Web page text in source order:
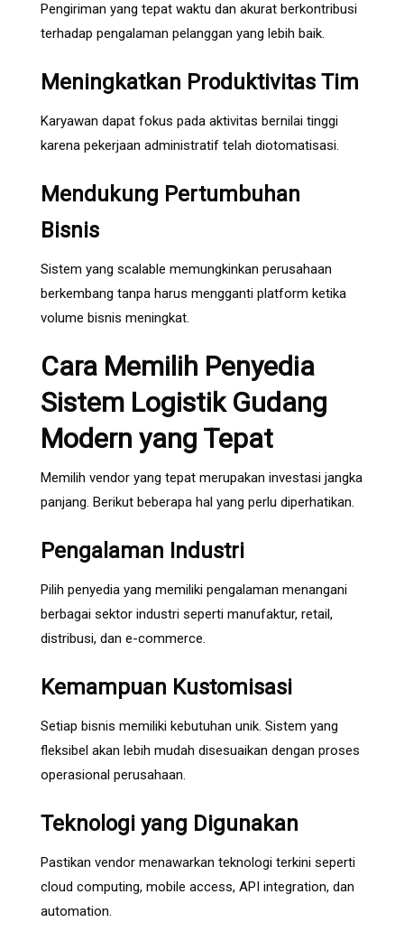
Pengiriman yang tepat waktu dan akurat berkontribusi
terhadap pengalaman pelanggan yang lebih baik.
Meningkatkan Produktivitas Tim
Karyawan dapat fokus pada aktivitas bernilai tinggi
karena pekerjaan administratif telah diotomatisasi.
Mendukung Pertumbuhan
Bisnis
Sistem yang scalable memungkinkan perusahaan
berkembang tanpa harus mengganti platform ketika
volume bisnis meningkat.
Cara Memilih Penyedia
Sistem Logistik Gudang
Modern yang Tepat
Memilih vendor yang tepat merupakan investasi jangka
panjang. Berikut beberapa hal yang perlu diperhatikan.
Pengalaman Industri
Pilih penyedia yang memiliki pengalaman menangani
berbagai sektor industri seperti manufaktur, retail,
distribusi, dan e-commerce.
Kemampuan Kustomisasi
Setiap bisnis memiliki kebutuhan unik. Sistem yang
fleksibel akan lebih mudah disesuaikan dengan proses
operasional perusahaan.
Teknologi yang Digunakan
Pastikan vendor menawarkan teknologi terkini seperti
cloud computing, mobile access, API integration, dan
automation.